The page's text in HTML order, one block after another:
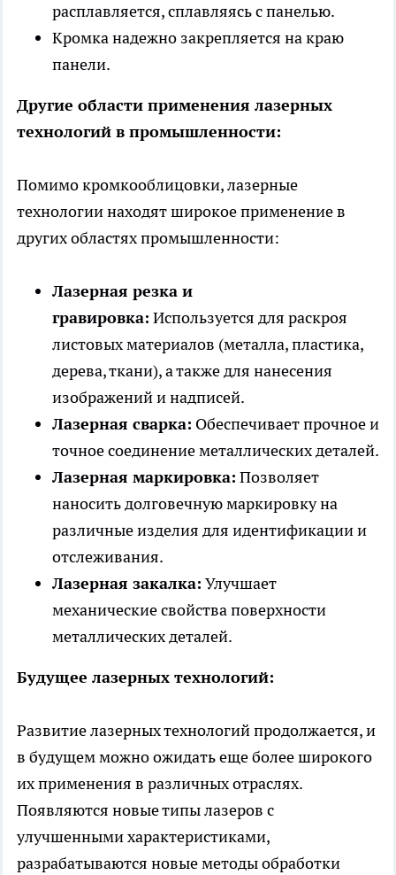
расплавляется, сплавляясь с панелью.
Кромка надежно закрепляется на краю
панели.
Другие области применения лазерных
технологий в промышленности:
Помимо кромкооблицовки, лазерные
технологии находят широкое применение в
других областях промышленности:
Лазерная резка и
гравировка: Используется для раскроя
листовых материалов (металла, пластика,
дерева, ткани), а также для нанесения
изображений и надписей.
Лазерная сварка: Обеспечивает прочное и
точное соединение металлических деталей.
Лазерная маркировка: Позволяет
наносить долговечную маркировку на
различные изделия для идентификации и
отслеживания.
Лазерная закалка: Улучшает
механические свойства поверхности
металлических деталей.
Будущее лазерных технологий:
Развитие лазерных технологий продолжается, и
в будущем можно ожидать еще более широкого
их применения в различных отраслях.
Появляются новые типы лазеров с
улучшенными характеристиками,
разрабатываются новые методы обработки